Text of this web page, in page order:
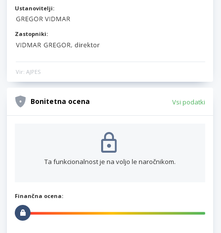
Ustanovitelji:
Zastopniki:
Vir: AJPES
Bonitetna ocena Vsi podatki
Ta funkcionalnost je na voljo le naročnikom.
Finančna ocena: